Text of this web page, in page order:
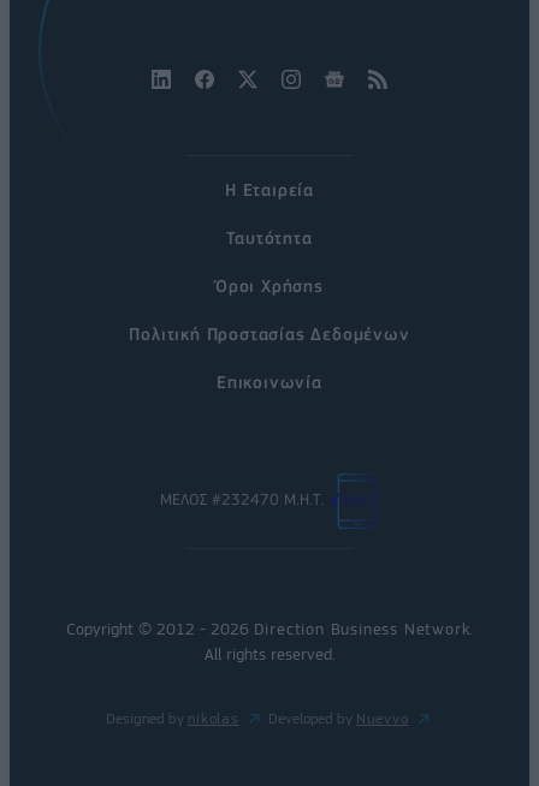
Η Εταιρεία
Ταυτότητα
Όροι Χρήσης
Πολιτική Προστασίας Δεδομένων
Επικοινωνία
ΜΕΛΟΣ #232470 Μ.Η.Τ.
Copyright © 2012 - 2026 Direction Business Network.
All rights reserved.
Designed by nikolas Developed by Nuevvo